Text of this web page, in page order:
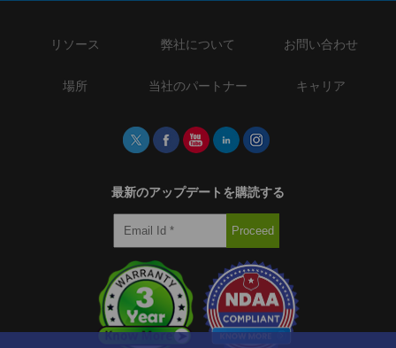
リソース 弊社について お問い合わせ
場所 当社のパートナー キャリア
最新のアップデートを購読する